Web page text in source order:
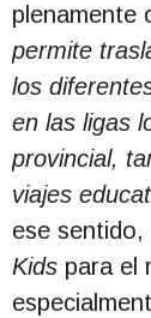
plenamente
permite
los
en las ligas
provincial,
viajes
ese
Kids para el